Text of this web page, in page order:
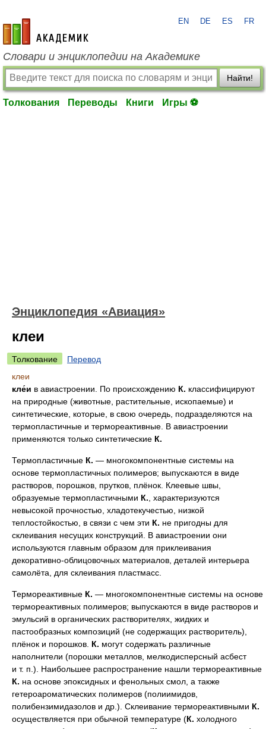
academic.ru
EN DE ES FR
Словари и энциклопедии на Академике
Найти!
Толкования Переводы Книги Игры ⚽
Энциклопедия «Авиация»
клеи
Толкование
Перевод
клеи
кле́и в авиастроении . По происхождению К. классифицируют
на природные (животные, растительные, ископаемые) и
синтетические, которые, в свою очередь, подразделяются на
термопластичные и термореактивные. В авиастроении
применяются только синтетические К.
Термопластичные К. — многокомпонентные системы на
основе термопластичных полимеров; выпускаются в виде
растворов, порошков, прутков, плёнок. Клеевые швы,
образуемые термопластичными К. , характеризуются
невысокой прочностью, хладотекучестью, низкой
теплостойкостью, в связи с чем эти К. не пригодны для
склеивания несущих конструкций. В авиастроении они
используются главным образом для приклеивания
декоративно-облицовочных материалов, деталей интерьера
самолёта, для склеивания пластмасс.
Термореактивные К. — многокомпонентные системы на основе
термореактивных полимеров; выпускаются в виде растворов и
эмульсий в органических растворителях, жидких и
пастообразных композиций (не содержащих растворитель),
плёнок и порошков. К. могут содержать различные
наполнители (порошки металлов, мелкодисперсный асбест
и т. п.). Наибольшее распространение нашли термореактивные
К. на основе эпоксидных и фенольных смол, а также
гетероароматических полимеров (полиимидов,
полибензимидазолов и др.). Склеивание термореактивными К.
осуществляется при обычной температуре (К. холодного